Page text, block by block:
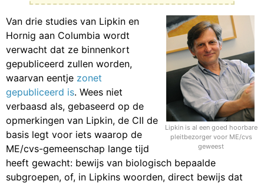
Lipkin is al een goed hoorbare
pleitbezorger voor ME/cvs
geweest
Van drie studies van Lipkin en
Hornig aan Columbia wordt
verwacht dat ze binnenkort
gepubliceerd zullen worden,
waarvan eentje zonet
gepubliceerd is. Wees niet
verbaasd als, gebaseerd op de
opmerkingen van Lipkin, de CII de
basis legt voor iets waarop de
ME/cvs-gemeenschap lange tijd
heeft gewacht: bewijs van biologisch bepaalde
subgroepen, of, in Lipkins woorden, direct bewijs dat